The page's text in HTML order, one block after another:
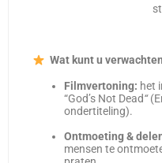
Wat kunt u
Filmvertoning: het
“God’s Not Dead“
ondertiteling).
Ontmoeting &
mensen te